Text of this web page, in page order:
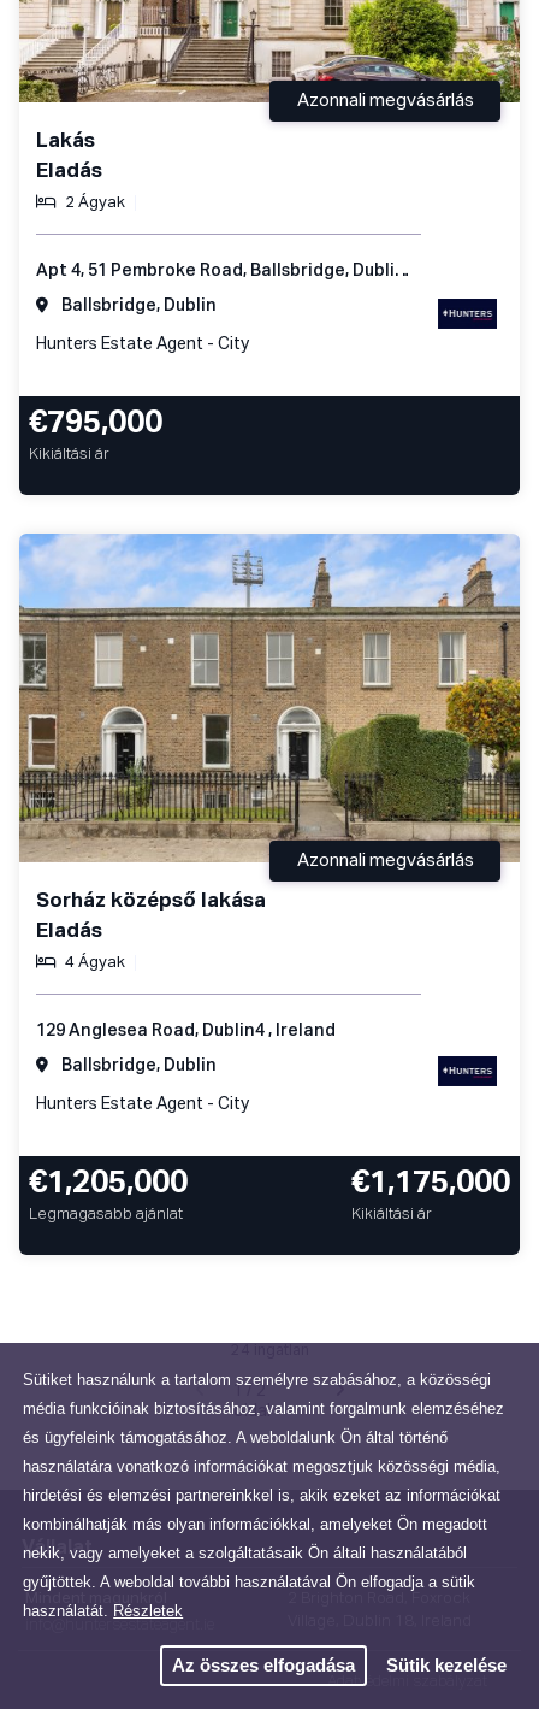
Sütiket használunk a tartalom személyre szabásához, a közösségi
média funkcióinak biztosításához, valamint forgalmunk elemzéséhez
és ügyfeleink támogatásához. A weboldalunk Ön által történő
használatára vonatkozó információkat megosztjuk közösségi média,
hirdetési és elemzési partnereinkkel is, akik ezeket az információkat
kombinálhatják más olyan információkkal, amelyeket Ön megadott
nekik, vagy amelyeket a szolgáltatásaik Ön általi használatából
gyűjtöttek. A weboldal további használatával Ön elfogadja a sütik
használatát.
Részletek
Az összes elfogadása Sütik kezelése
Lakás
Eladás
2 Ágyak
Azonnali megvásárlás
Apt 4, 51 Pembroke Road, Ballsbridge, Dublin 4, Ireland
Ballsbridge, Dublin
Hunters Estate Agent - City
€795,000
Kikiáltási ár
Sorház középső lakása
Eladás
4 Ágyak
Azonnali megvásárlás
129 Anglesea Road, Dublin4 , Ireland
Ballsbridge, Dublin
Hunters Estate Agent - City
€1,205,000
Legmagasabb ajánlat
€1,175,000
Kikiáltási ár
1 / 2
oldal
Vállalat
Adatvédelmi szabályzat